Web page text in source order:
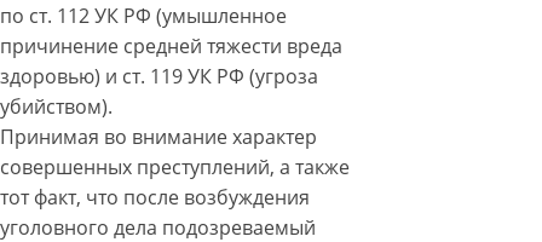
по ст. 112 УК РФ (умышленное
причинение средней тяжести вреда
здоровью) и ст. 119 УК РФ (угроза
убийством).
Принимая во внимание характер
совершенных преступлений, а также
тот факт, что после возбуждения
уголовного дела подозреваемый